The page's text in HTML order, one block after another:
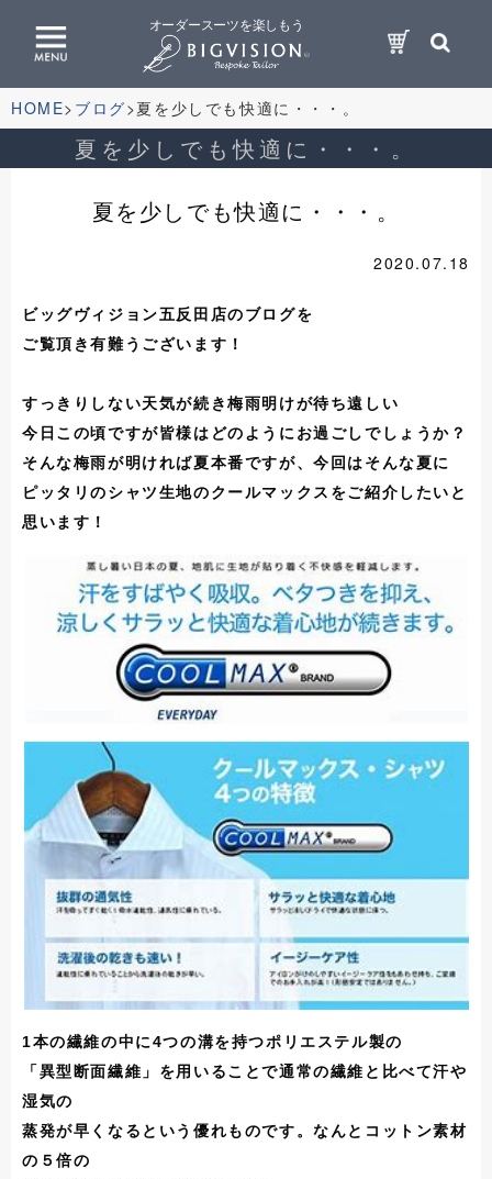
オーダースーツを楽しもう
HOME ブログ 夏を少しでも快適に・・・。
夏を少しでも快適に・・・。
夏を少しでも快適に・・・。
2020.07.18
ビッグヴィジョン五反田店のブログを
ご覧頂き有難うございます！
すっきりしない天気が続き梅雨明けが待ち遠しい
今日この頃ですが皆様はどのようにお過ごしでしょうか？
そんな梅雨が明ければ夏本番ですが、今回はそんな夏に
ピッタリのシャツ生地のクールマックスをご紹介したいと
思います！
1本の繊維の中に4つの溝を持つポリエステル製の
「異型断面繊維」を用いることで通常の繊維と比べて汗や
湿気の
蒸発が早くなるという優れものです。なんとコットン素材
の５倍の